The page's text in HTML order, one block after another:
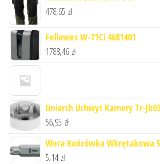
478,65 zł
Fellowes W-71Ci 4681401
1788,46 zł
Uniarch Uchwyt Kamery Tr-
56,95 zł
Wera Końcówka Wkrętakowa
5,14 zł